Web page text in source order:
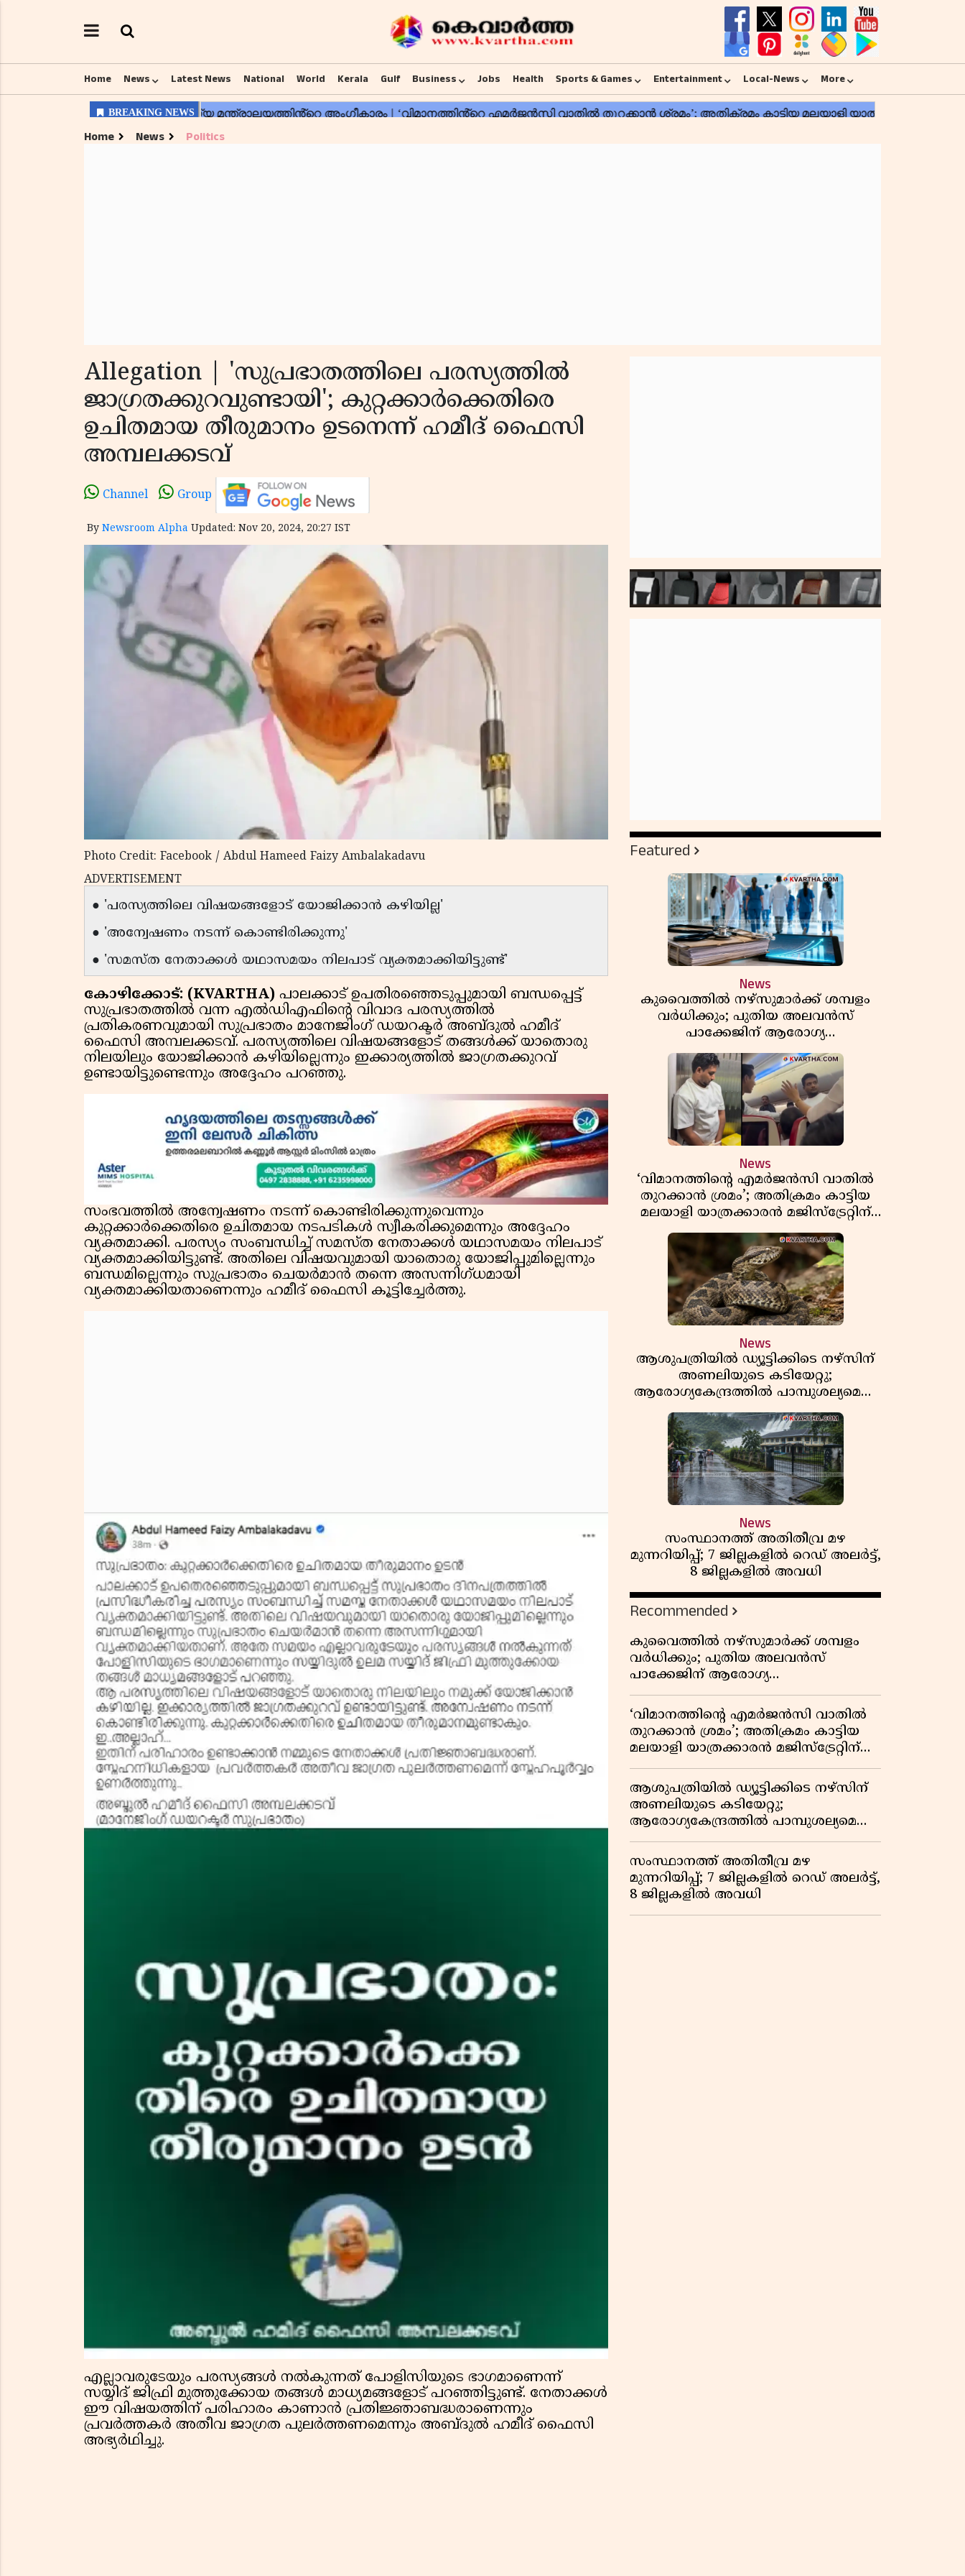
Home News Latest News National World Kerala Gulf Business Jobs Health Sports & Games Entertainment Local-News More
Home News Politics
Allegation | 'സുപ്രഭാതത്തിലെ പരസ്യത്തിൽ
ജാഗ്രതക്കുറവുണ്ടായി'; കുറ്റക്കാർക്കെതിരെ
ഉചിതമായ തീരുമാനം ഉടനെന്ന് ഹമീദ് ഫൈസി
അമ്പലക്കടവ്
Channel Group
By Newsroom Alpha Updated: Nov 20, 2024, 20:27 IST
Photo Credit: Facebook / Abdul Hameed Faizy Ambalakadavu
ADVERTISEMENT
● 'പരസ്യത്തിലെ വിഷയങ്ങളോട് യോജിക്കാൻ കഴിയില്ല'
● 'അന്വേഷണം നടന്ന് കൊണ്ടിരിക്കുന്നു'
● 'സമസ്ത നേതാക്കൾ യഥാസമയം നിലപാട് വ്യക്തമാക്കിയിട്ടുണ്ട്'
കോഴിക്കോട്: (KVARTHA) പാലക്കാട് ഉപതിരഞ്ഞെടുപ്പുമായി ബന്ധപ്പെട്ട്
സുപ്രഭാതത്തിൽ വന്ന എൽഡിഎഫിന്റെ വിവാദ പരസ്യത്തിൽ
പ്രതികരണവുമായി സുപ്രഭാതം മാനേജിംഗ് ഡയറക്ടർ അബ്ദുൽ ഹമീദ്
ഫൈസി അമ്പലക്കടവ്. പരസ്യത്തിലെ വിഷയങ്ങളോട് തങ്ങൾക്ക് യാതൊരു
നിലയിലും യോജിക്കാൻ കഴിയില്ലെന്നും ഇക്കാര്യത്തിൽ ജാഗ്രതക്കുറവ്
ഉണ്ടായിട്ടുണ്ടെന്നും അദ്ദേഹം പറഞ്ഞു.
സംഭവത്തിൽ അന്വേഷണം നടന്ന് കൊണ്ടിരിക്കുന്നുവെന്നും
കുറ്റക്കാർക്കെതിരെ ഉചിതമായ നടപടികൾ സ്വീകരിക്കുമെന്നും അദ്ദേഹം
വ്യക്തമാക്കി. പരസ്യം സംബന്ധിച്ച് സമസ്ത നേതാക്കൾ യഥാസമയം നിലപാട്
വ്യക്തമാക്കിയിട്ടുണ്ട്. അതിലെ വിഷയവുമായി യാതൊരു യോജിപ്പുമില്ലെന്നും
ബന്ധമില്ലെന്നും സുപ്രഭാതം ചെയർമാൻ തന്നെ അസന്നിഗ്ധമായി
വ്യക്തമാക്കിയതാണെന്നും ഹമീദ് ഫൈസി കൂട്ടിച്ചേർത്തു.
എല്ലാവരുടേയും പരസ്യങ്ങൾ നൽകുന്നത് പോളിസിയുടെ ഭാഗമാണെന്ന്
സയ്യിദ് ജിഫ്രി മുത്തുക്കോയ തങ്ങൾ മാധ്യമങ്ങളോട് പറഞ്ഞിട്ടുണ്ട്. നേതാക്കൾ
ഈ വിഷയത്തിന് പരിഹാരം കാണാൻ പ്രതിജ്ഞാബദ്ധരാണെന്നും
പ്രവർത്തകർ അതീവ ജാഗ്രത പുലർത്തണമെന്നും അബ്ദുൽ ഹമീദ് ഫൈസി
അഭ്യർഥിച്ചു.
Featured
News
കുവൈത്തിൽ നഴ്‌സുമാർക്ക് ശമ്പളം
വർധിക്കും; പുതിയ അലവൻസ്
പാക്കേജിന് ആരോഗ്യ
മന്ത്രാലയത്തിൻ്റെ അംഗീകാരം
News
‘വിമാനത്തിൻ്റെ എമർജൻസി വാതിൽ
തുറക്കാൻ ശ്രമം’; അതിക്രമം കാട്ടിയ
മലയാളി യാത്രക്കാരൻ മജിസ്ട്രേറ്റിന്
മുന്നിലും അതിക്രമം കാട്ടിയെന്ന്
പൊലീസ്
News
ആശുപത്രിയിൽ ഡ്യൂട്ടിക്കിടെ നഴ്സിന്
അണലിയുടെ കടിയേറ്റു;
ആരോഗ്യകേന്ദ്രത്തിൽ പാമ്പുശല്യമെന്ന്
പരാതി
News
സംസ്ഥാനത്ത് അതിതീവ്ര മഴ
മുന്നറിയിപ്പ്; 7 ജില്ലകളിൽ റെഡ് അലർട്ട്,
8 ജില്ലകളിൽ അവധി
Recommended
കുവൈത്തിൽ നഴ്‌സുമാർക്ക് ശമ്പളം
വർധിക്കും; പുതിയ അലവൻസ്
പാക്കേജിന് ആരോഗ്യ
മന്ത്രാലയത്തിൻ്റെ അംഗീകാരം
‘വിമാനത്തിൻ്റെ എമർജൻസി വാതിൽ
തുറക്കാൻ ശ്രമം’; അതിക്രമം കാട്ടിയ
മലയാളി യാത്രക്കാരൻ മജിസ്ട്രേറ്റിന്
മുന്നിലും അതിക്രമം കാട്ടിയെന്ന്
പൊലീസ്
ആശുപത്രിയിൽ ഡ്യൂട്ടിക്കിടെ നഴ്സിന്
അണലിയുടെ കടിയേറ്റു;
ആരോഗ്യകേന്ദ്രത്തിൽ പാമ്പുശല്യമെന്ന്
പരാതി
സംസ്ഥാനത്ത് അതിതീവ്ര മഴ
മുന്നറിയിപ്പ്; 7 ജില്ലകളിൽ റെഡ് അലർട്ട്,
8 ജില്ലകളിൽ അവധി